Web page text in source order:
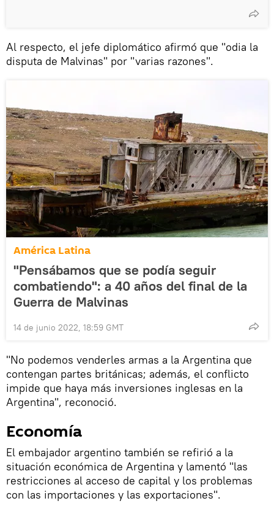
Al respecto, el jefe diplomático afirmó que "odia la
disputa de Malvinas" por "varias razones".
América Latina
"Pensábamos que se podía seguir
combatiendo": a 40 años del final de la
Guerra de Malvinas
14 de junio 2022, 18:59 GMT
"No podemos venderles armas a la Argentina que
contengan partes británicas; además, el conflicto
impide que haya más inversiones inglesas en la
Argentina", reconoció.
Economía
El embajador argentino también se refirió a la
situación económica de Argentina y lamentó "las
restricciones al acceso de capital y los problemas
con las importaciones y las exportaciones".